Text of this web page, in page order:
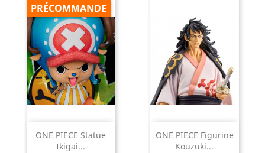
ONE PIECE Statue
Ikigai...
PRÉCOMMANDE
ONE PIECE Figurine
Kouzuki...